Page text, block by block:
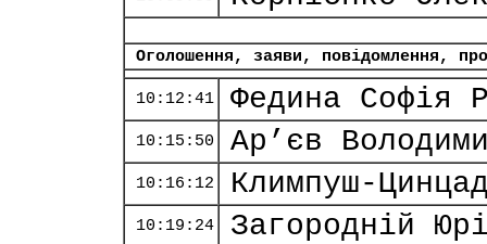
Оголошення, заяви, повідомлення,
10:12:41 Федина Софія
10:15:50 Ар’єв
10:16:12 Климпуш-
10:19:24 Загородній